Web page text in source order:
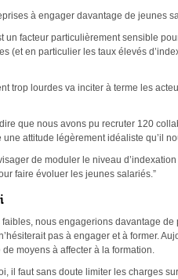
à engager davantage de jeunes
un facteur particulièrement sensible
(et en particulier les taux élevés
trop lourdes va inciter à terme les
que nous avons pu recruter 120
attitude légèrement idéaliste qu’il
de moduler le niveau
faire évoluer les jeunes salariés.”
nous engagerions davantage
pas à engager et à former.
moyens à affecter à la formation.
il faut sans doute limiter les charges